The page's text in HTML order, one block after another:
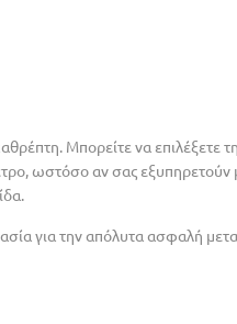
Mπορείτε να επιλέξετε
ωστόσο αν σας εξυπηρετούν
για την απόλυτα ασφαλή